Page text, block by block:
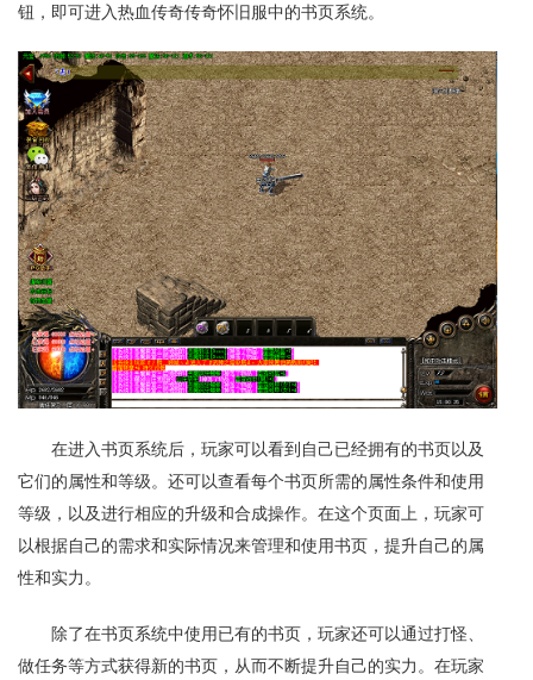
钮，即可进入热血传奇传奇怀旧服中的书页系统。
在进入书页系统后，玩家可以看到自己已经拥有的书页以及
它们的属性和等级。还可以查看每个书页所需的属性条件和使用
等级，以及进行相应的升级和合成操作。在这个页面上，玩家可
以根据自己的需求和实际情况来管理和使用书页，提升自己的属
性和实力。
除了在书页系统中使用已有的书页，玩家还可以通过打怪、
做任务等方式获得新的书页，从而不断提升自己的实力。在玩家